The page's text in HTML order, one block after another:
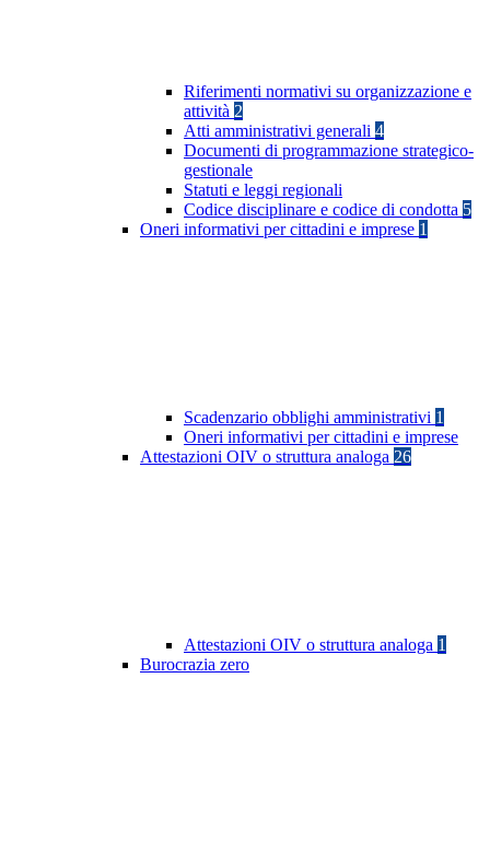
Riferimenti normativi su organizzazione e
attività 2
Atti amministrativi generali 4
Documenti di programmazione strategico-
gestionale
Statuti e leggi regionali
Codice disciplinare e codice di condotta 5
Oneri informativi per cittadini e imprese 1
Scadenzario obblighi amministrativi 1
Oneri informativi per cittadini e imprese
Attestazioni OIV o struttura analoga 26
Attestazioni OIV o struttura analoga 1
Burocrazia zero